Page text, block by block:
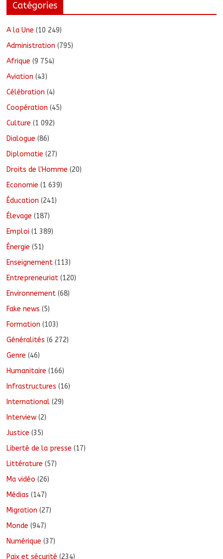
Catégories
A la Une (10 249)
Administration (795)
Afrique (9 754)
Aviation (43)
Célébration (4)
Coopération (45)
Culture (1 092)
Dialogue (86)
Diplomatie (27)
Droits de l'Homme (20)
Economie (1 639)
Éducation (241)
Élevage (187)
Emploi (1 389)
Énergie (51)
Enseignement (113)
Entrepreneuriat (120)
Environnement (68)
Fake news (5)
Formation (103)
Généralités (6 272)
Genre (46)
Humanitaire (166)
Infrastructures (16)
International (29)
Interview (2)
Justice (35)
Liberté de la presse (17)
Littérature (57)
Ma vidéo (26)
Médias (147)
Migration (27)
Monde (947)
Numérique (37)
Paix et sécurité (234)